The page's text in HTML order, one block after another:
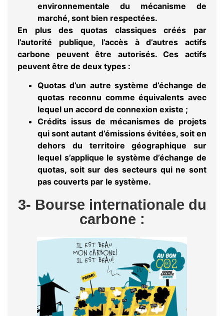
environnementale du mécanisme de
marché, sont bien respectées.
En plus des quotas classiques créés par
l’autorité publique, l’accès à d’autres actifs
carbone peuvent être autorisés. Ces actifs
peuvent être de deux types :
Quotas d’un autre système d’échange de
quotas reconnu comme équivalents avec
lequel un accord de connexion existe ;
Crédits issus de mécanismes de projets
qui sont autant d’émissions évitées, soit en
dehors du territoire géographique sur
lequel s’applique le système d’échange de
quotas, soit sur des secteurs qui ne sont
pas couverts par le système.
3- Bourse internationale du
carbone :